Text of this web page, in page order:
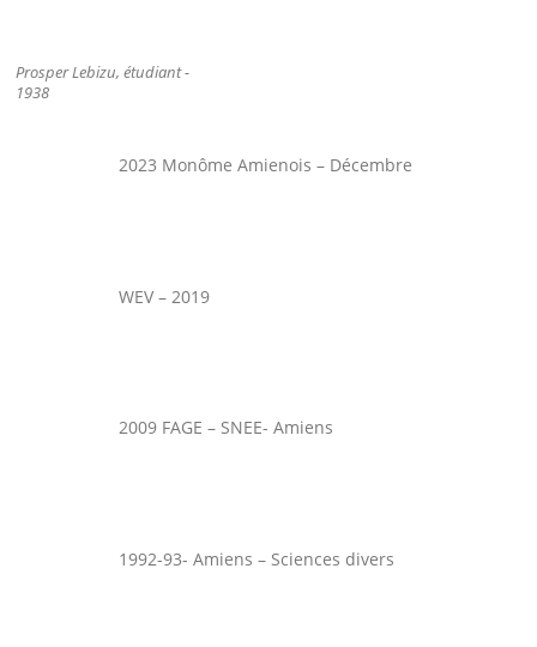
Prosper Lebizu, étudiant -
1938
2023 Monôme Amienois – Décembre
WEV – 2019
2009 FAGE – SNEE- Amiens
1992-93- Amiens – Sciences divers